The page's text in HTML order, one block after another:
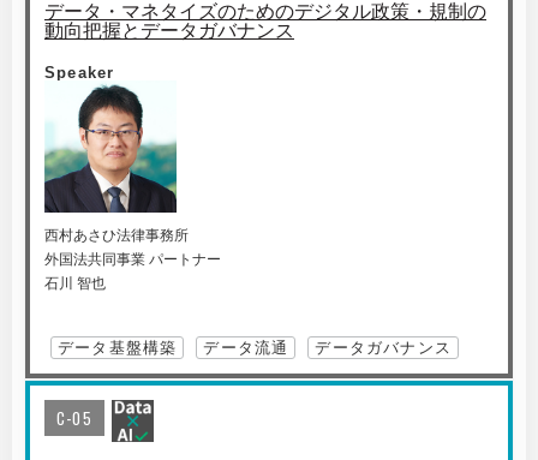
データ・マネタイズのためのデジタル政策・規制の
動向把握とデータガバナンス
Speaker
西村あさひ法律事務所
外国法共同事業 パートナー
石川 智也
データ基盤構築 データ流通 データガバナンス
C-05